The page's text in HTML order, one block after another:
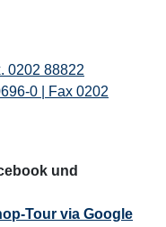
0202 88822
0 | Fax 0202
und
Tour via Google